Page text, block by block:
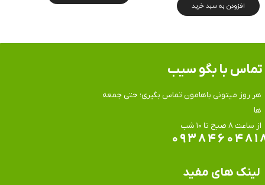
افزودن به سبد خرید
هر روز میتونی باهامون تماس بگیری؛ حتی جمعه
ها
​​​​​​​از ساعت ۸ صبح تا ۱۰ شب
تماس​​​​​​​ با بگو سیب
لینک های مفید